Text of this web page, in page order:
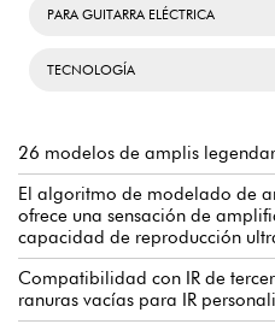
PARA GUITARRA ELÉCTRICA
TECNOLOGÍA
26 modelos de amplis
El algoritmo de modelado de
ofrece una sensación de
capacidad de reproducción
Compatibilidad con IR de
ranuras vacías para IR